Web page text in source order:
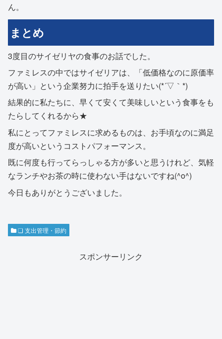
ん。
まとめ
3度目のサイゼリヤの食事のお話でした。
ファミレスの中ではサイゼリアは、「低価格なのに原価率
が高い」という企業努力に拍手を送りたい(*´▽｀*)
結果的に私たちに、早くて安くて美味しいという食事をも
たらしてくれるから★
私にとってファミレスに求めるものは、お手頃なのに満足
度が高いというコストパフォーマンス。
既に何度も行ってらっしゃる方が多いと思うけれど、気軽
なランチやお茶の時に使わない手はないですね(^o^)
今日もありがとうございました。
❏ 支出管理・節約
スポンサーリンク